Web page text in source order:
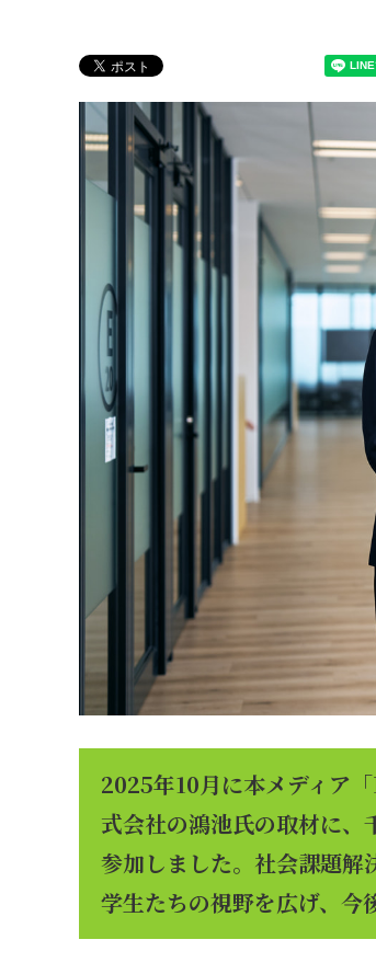
2025年10月に本メディア
式会社の鴻池氏の取材に
参加しました。社会課題解
学生たちの視野を広げ、今